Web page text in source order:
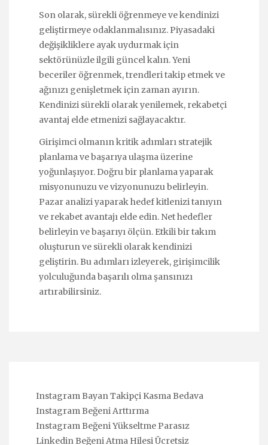
Son olarak, sürekli öğrenmeye ve kendinizi
geliştirmeye odaklanmalısınız. Piyasadaki
değişikliklere ayak uydurmak için
sektörünüzle ilgili güncel kalın. Yeni
beceriler öğrenmek, trendleri takip etmek ve
ağınızı genişletmek için zaman ayırın.
Kendinizi sürekli olarak yenilemek, rekabetçi
avantaj elde etmenizi sağlayacaktır.
Girişimci olmanın kritik adımları stratejik
planlama ve başarıya ulaşma üzerine
yoğunlaşıyor. Doğru bir planlama yaparak
misyonunuzu ve vizyonunuzu belirleyin.
Pazar analizi yaparak hedef kitlenizi tanıyın
ve rekabet avantajı elde edin. Net hedefler
belirleyin ve başarıyı ölçün. Etkili bir takım
oluşturun ve sürekli olarak kendinizi
geliştirin. Bu adımları izleyerek, girişimcilik
yolculuğunda başarılı olma şansınızı
artırabilirsiniz.
Instagram Bayan Takipçi Kasma Bedava
Instagram Beğeni Arttırma
Instagram Beğeni Yükseltme Parasız
Linkedin Beğeni Atma Hilesi Ücretsiz